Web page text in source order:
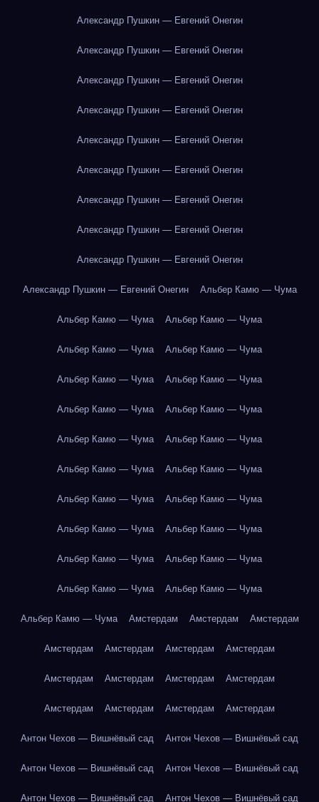
Александр Пушкин — Евгений Онегин
Александр Пушкин — Евгений Онегин
Александр Пушкин — Евгений Онегин
Александр Пушкин — Евгений Онегин
Александр Пушкин — Евгений Онегин
Александр Пушкин — Евгений Онегин
Александр Пушкин — Евгений Онегин
Александр Пушкин — Евгений Онегин
Александр Пушкин — Евгений Онегин
Александр Пушкин — Евгений Онегин Альбер Камю — Чума
Альбер Камю — Чума Альбер Камю — Чума
Альбер Камю — Чума Альбер Камю — Чума
Альбер Камю — Чума Альбер Камю — Чума
Альбер Камю — Чума Альбер Камю — Чума
Альбер Камю — Чума Альбер Камю — Чума
Альбер Камю — Чума Альбер Камю — Чума
Альбер Камю — Чума Альбер Камю — Чума
Альбер Камю — Чума Альбер Камю — Чума
Альбер Камю — Чума Альбер Камю — Чума
Альбер Камю — Чума Альбер Камю — Чума
Альбер Камю — Чума Амстердам Амстердам Амстердам
Амстердам Амстердам Амстердам Амстердам
Амстердам Амстердам Амстердам Амстердам
Амстердам Амстердам Амстердам Амстердам
Антон Чехов — Вишнёвый сад Антон Чехов — Вишнёвый сад
Антон Чехов — Вишнёвый сад Антон Чехов — Вишнёвый сад
Антон Чехов — Вишнёвый сад Антон Чехов — Вишнёвый сад